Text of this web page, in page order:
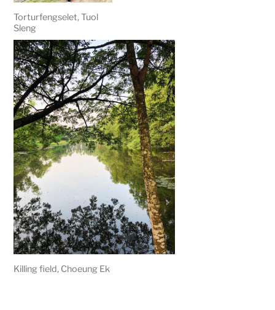
Torturfengselet, Tuol
Sleng
Killing field, Choeung Ek